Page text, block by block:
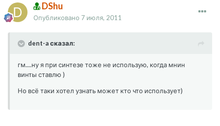
DShu
Опубликовано 7 июля, 2011
dent-a сказал:
гм....ну я при синтезе тоже не использую, когда мнин
винты ставлю )
Но всё таки хотел узнать может кто что использует)